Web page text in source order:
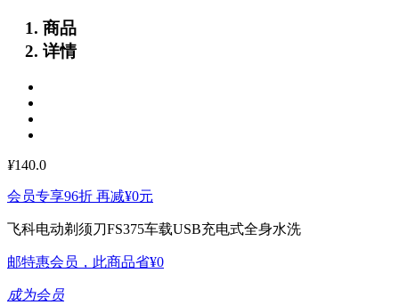
商品
详情
¥140.0
会员专享96折 再减¥0元
飞科电动剃须刀FS375车载USB充电式全身水洗
邮特惠会员，此商品省¥0
成为会员